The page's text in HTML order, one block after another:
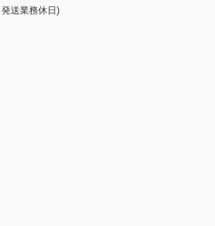
発送業務休日)